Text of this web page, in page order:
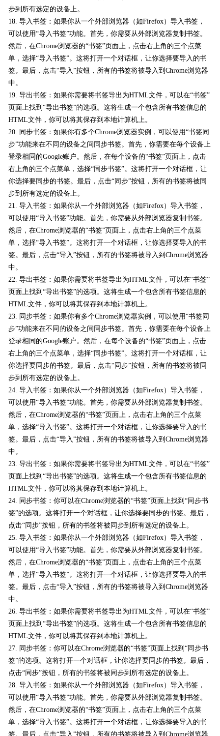
步到所有选定的设备上。
18. 导入书签：如果你从一个外部浏览器（如Firefox）导入书签，
可以使用“导入书签”功能。首先，你需要从外部浏览器复制书签。
然后，在Chrome浏览器的“书签”页面上，点击右上角的三个点菜
单，选择“导入书签”。这将打开一个对话框，让你选择要导入的书
签。最后，点击“导入”按钮，所有的书签将被导入到Chrome浏览器
中。
19. 导出书签：如果你需要将书签导出为HTML文件，可以在“书签”
页面上找到“导出书签”的选项。这将生成一个包含所有书签信息的
HTML文件，你可以将其保存到本地计算机上。
20. 同步书签：如果你有多个Chrome浏览器实例，可以使用“书签同
步”功能来在不同的设备之间同步书签。首先，你需要在每个设备上
登录相同的Google账户。然后，在每个设备的“书签”页面上，点击
右上角的三个点菜单，选择“同步书签”。这将打开一个对话框，让
你选择要同步的书签。最后，点击“同步”按钮，所有的书签将被同
步到所有选定的设备上。
21. 导入书签：如果你从一个外部浏览器（如Firefox）导入书签，
可以使用“导入书签”功能。首先，你需要从外部浏览器复制书签。
然后，在Chrome浏览器的“书签”页面上，点击右上角的三个点菜
单，选择“导入书签”。这将打开一个对话框，让你选择要导入的书
签。最后，点击“导入”按钮，所有的书签将被导入到Chrome浏览器
中。
22. 导出书签：如果你需要将书签导出为HTML文件，可以在“书签”
页面上找到“导出书签”的选项。这将生成一个包含所有书签信息的
HTML文件，你可以将其保存到本地计算机上。
23. 同步书签：如果你有多个Chrome浏览器实例，可以使用“书签同
步”功能来在不同的设备之间同步书签。首先，你需要在每个设备上
登录相同的Google账户。然后，在每个设备的“书签”页面上，点击
右上角的三个点菜单，选择“同步书签”。这将打开一个对话框，让
你选择要同步的书签。最后，点击“同步”按钮，所有的书签将被同
步到所有选定的设备上。
24. 导入书签：如果你从一个外部浏览器（如Firefox）导入书签，
可以使用“导入书签”功能。首先，你需要从外部浏览器复制书签。
然后，在Chrome浏览器的“书签”页面上，点击右上角的三个点菜
单，选择“导入书签”。这将打开一个对话框，让你选择要导入的书
签。最后，点击“导入”按钮，所有的书签将被导入到Chrome浏览器
中。
23. 导出书签：如果你需要将书签导出为HTML文件，可以在“书签”
页面上找到“导出书签”的选项。这将生成一个包含所有书签信息的
HTML文件，你可以将其保存到本地计算机上。
24. 同步书签：你可以在Chrome浏览器的“书签”页面上找到“同步书
签”的选项。这将打开一个对话框，让你选择要同步的书签。最后，
点击“同步”按钮，所有的书签将被同步到所有选定的设备上。
25. 导入书签：如果你从一个外部浏览器（如Firefox）导入书签，
可以使用“导入书签”功能。首先，你需要从外部浏览器复制书签。
然后，在Chrome浏览器的“书签”页面上，点击右上角的三个点菜
单，选择“导入书签”。这将打开一个对话框，让你选择要导入的书
签。最后，点击“导入”按钮，所有的书签将被导入到Chrome浏览器
中。
26. 导出书签：如果你需要将书签导出为HTML文件，可以在“书签”
页面上找到“导出书签”的选项。这将生成一个包含所有书签信息的
HTML文件，你可以将其保存到本地计算机上。
27. 同步书签：你可以在Chrome浏览器的“书签”页面上找到“同步书
签”的选项。这将打开一个对话框，让你选择要同步的书签。最后，
点击“同步”按钮，所有的书签将被同步到所有选定的设备上。
28. 导入书签：如果你从一个外部浏览器（如Firefox）导入书签，
可以使用“导入书签”功能。首先，你需要从外部浏览器复制书签。
然后，在Chrome浏览器的“书签”页面上，点击右上角的三个点菜
单，选择“导入书签”。这将打开一个对话框，让你选择要导入的书
签。最后，点击“导入”按钮，所有的书签将被导入到Chrome浏览器